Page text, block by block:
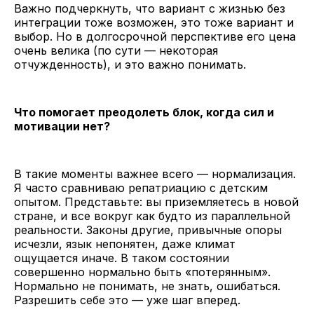
Важно подчеркнуть, что вариант с жизнью без
интеграции тоже возможен, это тоже вариант и
выбор. Но в долгосрочной перспективе его цена
очень велика (по сути — некоторая
отчужденность), и это важно понимать.
Что помогает преодолеть блок, когда сил и
мотивации нет?
В такие моменты важнее всего — нормализация.
Я часто сравниваю репатриацию с детским
опытом. Представьте: вы приземляетесь в новой
стране, и все вокруг как будто из параллельной
реальности. Законы другие, привычные опоры
исчезли, язык непонятен, даже климат
ощущается иначе. В таком состоянии
совершенно нормально быть «потерянным».
Нормально не понимать, не знать, ошибаться.
Разрешить себе это — уже шаг вперед.